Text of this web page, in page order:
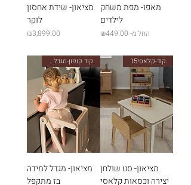
מאפו- מפת משחק
לילדים
החל מ- ₪449.00מחיר מבצע
מציאון- שידת אחסון
לוקר
מחיר
₪3,899.00
קוד-קלאסי15
מציאון- סט שולחן
יצירה וכסאות קלאסי
קוד קופון-מגדל15
מציאון- מגדל למידה
בז מתקפל